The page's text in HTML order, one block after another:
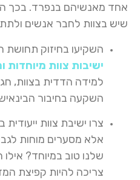
אחד מאנשיהם בנפרד. בכך
שיש בצוות לחבר אנשים
השקיעו בחיזוק תחושת
ישיבות צוות מיוחדות
למידה הדדית בצוות,
השקעה בחיבור
צרו ישיבת צוות
אלא מסערים מוחות
שלנו טוב במיוחד?
צריכה להיות קפיצת